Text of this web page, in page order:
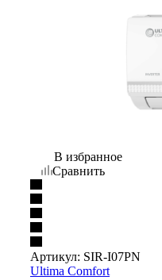
В избранное
Сравнить
Артикул: SIR-I07PN
Ultima Comfort